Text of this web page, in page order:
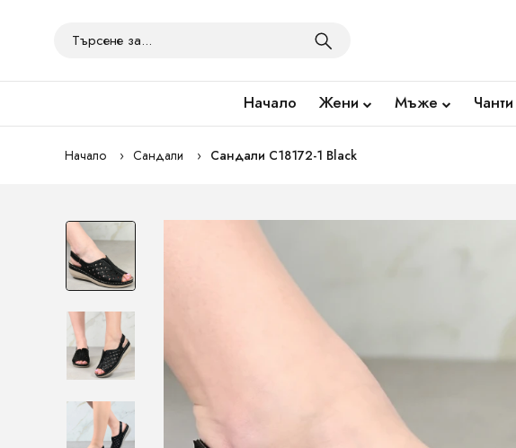
Начало Жени Мъже Чанти
Начало Сандали Сандали C18172-1 Black